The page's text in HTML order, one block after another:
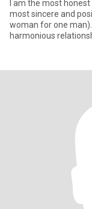
I am the most
most sincere and
woman for one
harmonious